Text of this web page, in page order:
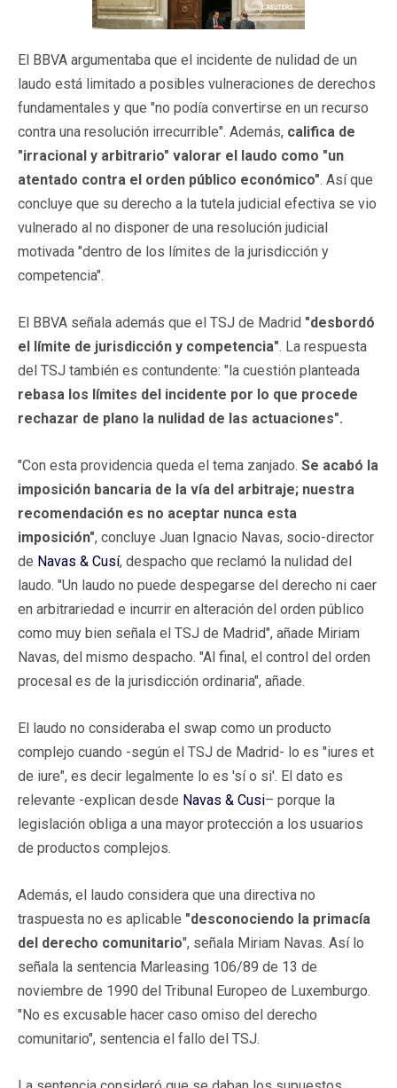
El BBVA argumentaba que el incidente de nulidad de un
laudo está limitado a posibles vulneraciones de derechos
fundamentales y que "no podía convertirse en un recurso
contra una resolución irrecurrible". Además, califica de
"irracional y arbitrario" valorar el laudo como "un
atentado contra el orden público económico". Así que
concluye que su derecho a la tutela judicial efectiva se vio
vulnerado al no disponer de una resolución judicial
motivada "dentro de los límites de la jurisdicción y
competencia".
El BBVA señala además que el TSJ de Madrid "desbordó
el límite de jurisdicción y competencia". La respuesta
del TSJ también es contundente: "la cuestión planteada
rebasa los límites del incidente por lo que procede
rechazar de plano la nulidad de las actuaciones".
"Con esta providencia queda el tema zanjado. Se acabó la
imposición bancaria de la vía del arbitraje; nuestra
recomendación es no aceptar nunca esta
imposición", concluye Juan Ignacio Navas, socio-director
de Navas & Cusí, despacho que reclamó la nulidad del
laudo. "Un laudo no puede despegarse del derecho ni caer
en arbitrariedad e incurrir en alteración del orden público
como muy bien señala el TSJ de Madrid", añade Miriam
Navas, del mismo despacho. "Al final, el control del orden
procesal es de la jurisdicción ordinaria", añade.
El laudo no consideraba el swap como un producto
complejo cuando -según el TSJ de Madrid- lo es "iures et
de iure", es decir legalmente lo es 'sí o si'. El dato es
relevante -explican desde Navas & Cusi– porque la
legislación obliga a una mayor protección a los usuarios
de productos complejos.
Además, el laudo considera que una directiva no
traspuesta no es aplicable "desconociendo la primacía
del derecho comunitario", señala Miriam Navas. Así lo
señala la sentencia Marleasing 106/89 de 13 de
noviembre de 1990 del Tribunal Europeo de Luxemburgo.
"No es excusable hacer caso omiso del derecho
comunitario", sentencia el fallo del TSJ.